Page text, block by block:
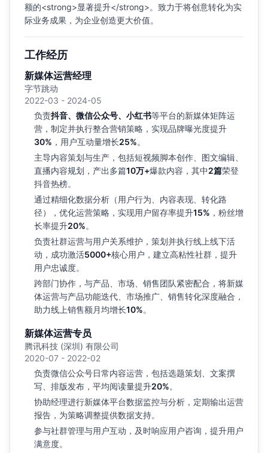
额的<strong>显著提升</strong>。致力于将创意转化为实
际业务成果，为企业创造更大价值。
工作经历
新媒体运营经理
字节跳动
2022-03 - 2024-05
负责抖音、微信公众号、小红书等平台的新媒体矩阵运
营，制定并执行整合营销策略，实现品牌曝光度提升
30% ，用户互动量增长25%。
主导内容策划与生产，包括短视频脚本创作、图文编辑、
直播内容规划，产出多篇10万+爆款内容，其中2篇荣登
抖音热榜。
通过精细化数据分析（用户行为、内容表现、转化路
径），优化运营策略，实现用户留存率提升15% ，粉丝增
长率提升20%。
负责社群运营与用户关系维护，策划并执行线上线下活
动，成功激活5000+核心用户，建立高粘性社群，提升
用户忠诚度。
跨部门协作，与产品、市场、销售团队紧密配合，将新媒
体运营与产品功能迭代、市场推广、销售转化深度融合，
助力线上销售额月均增长10%。
新媒体运营专员
腾讯科技 (深圳) 有限公司
2020-07 - 2022-02
负责微信公众号日常内容运营，包括选题策划、文案撰
写、排版发布，平均阅读量提升20%。
协助经理进行新媒体平台数据监控与分析，定期输出运营
报告，为策略调整提供数据支持。
参与社群管理与用户互动，及时响应用户咨询，提升用户
满意度。